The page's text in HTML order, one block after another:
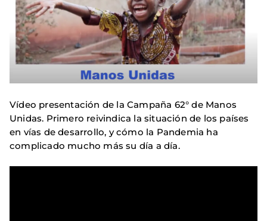
Vídeo presentación de la Campaña 62° de Manos
Unidas. Primero reivindica la situación de los países
en vías de desarrollo, y cómo la Pandemia ha
complicado mucho más su día a día.